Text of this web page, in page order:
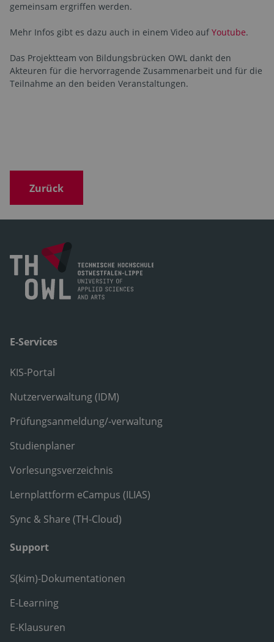
gemeinsam ergriffen werden.
Mehr Infos gibt es dazu auch in einem Video auf Youtube.
Das Projektteam von Bildungsbrücken OWL dankt den
Akteuren für die hervorragende Zusammenarbeit und für die
Teilnahme an den beiden Veranstaltungen.
Zurück
E-Services
KIS-Portal
Nutzerverwaltung (IDM)
Prüfungsanmeldung/-verwaltung
Studienplaner
Vorlesungsverzeichnis
Lernplattform eCampus (ILIAS)
Sync & Share (TH-Cloud)
Support
S(kim)-Dokumentationen
E-Learning
E-Klausuren